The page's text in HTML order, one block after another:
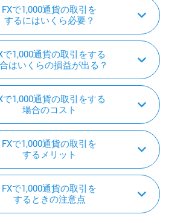
FXで1,000通貨の取引を
するにはいくら必要？
で1,000通貨の取引をする
はいくらの損益が出る？
で1,000通貨の取引をする
場合のコスト
FXで1,000通貨の取引を
するメリット
FXで1,000通貨の取引を
するときの注意点